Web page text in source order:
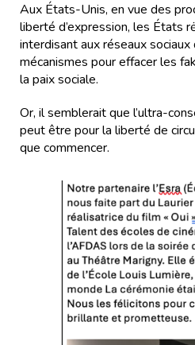
Aux États-Unis, en vue des
liberté d’expression, les États
interdisant aux réseaux
mécanismes pour effacer les
la paix sociale.
Or, il semblerait que l’ultra-
peut être pour la liberté de
que commencer.